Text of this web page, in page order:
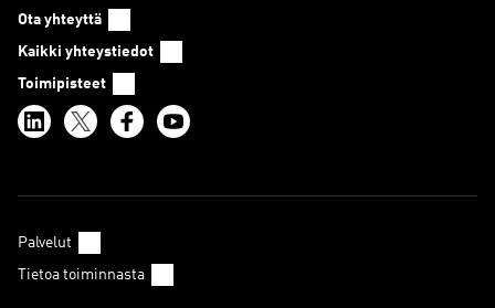
Ota yhteyttä
Kaikki yhteystiedot
Toimipisteet
Palvelut
Tietoa toiminnasta